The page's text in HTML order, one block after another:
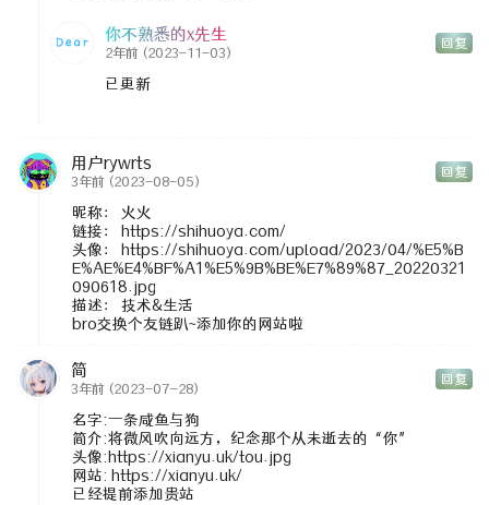
你不熟悉的x先生
2年前 (2023-11-03)
回复
已更新
用户rywrts
3年前 (2023-08-05)
回复
昵称： 火火
链接： https://shihuoya.com/
头像： https://shihuoya.com/upload/2023/04/%E5%B
E%AE%E4%BF%A1%E5%9B%BE%E7%89%87_20220321
090618.jpg
描述： 技术&生活
bro交换个友链趴~添加你的网站啦
简
3年前 (2023-07-28)
回复
名字:一条咸鱼与狗
简介:将微风吹向远方，纪念那个从未逝去的“你”
头像:https://xianyu.uk/tou.jpg
网站: https://xianyu.uk/
已经提前添加贵站